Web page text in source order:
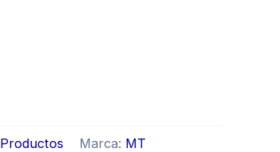
Productos Marca: MT